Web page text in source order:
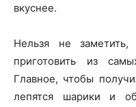
вкуснее.
Нельзя не
приготовить из
Главное, чтобы
лепятся шарики и